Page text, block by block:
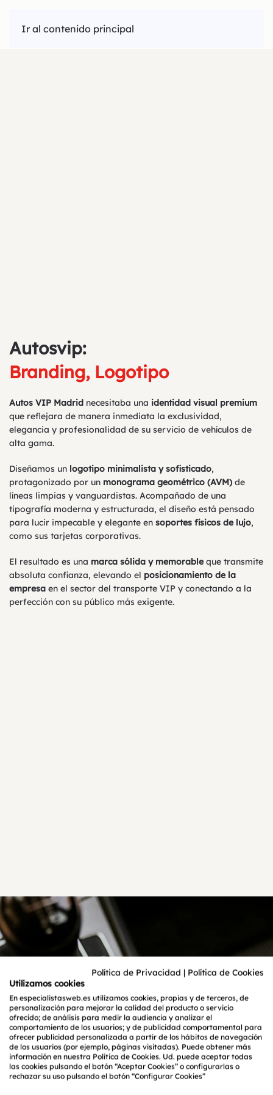
Ir al contenido principal
Autosvip:
Branding, Logotipo
Autos VIP Madrid necesitaba una identidad visual premium
que reflejara de manera inmediata la exclusividad,
elegancia y profesionalidad de su servicio de vehículos de
alta gama.
Diseñamos un logotipo minimalista y sofisticado,
protagonizado por un monograma geométrico (AVM) de
líneas limpias y vanguardistas. Acompañado de una
tipografía moderna y estructurada, el diseño está pensado
para lucir impecable y elegante en soportes físicos de lujo,
como sus tarjetas corporativas.
El resultado es una marca sólida y memorableque transmite
absoluta confianza, elevando el posicionamiento de la
empresa en el sector del transporte VIP y conectando a la
perfección con su público más exigente.
Política de Privacidad | Política de Cookies
Utilizamos cookies
En especialistasweb.es utilizamos cookies, propias y de terceros, de
personalización para mejorar la calidad del producto o servicio
ofrecido; de análisis para medir la audiencia y analizar el
comportamiento de los usuarios; y de publicidad comportamental para
ofrecer publicidad personalizada a partir de los hábitos de navegación
de los usuarios (por ejemplo, páginas visitadas). Puede obtener más
información en nuestra Política de Cookies. Ud. puede aceptar todas
las cookies pulsando el botón “Aceptar Cookies” o configurarlas o
rechazar su uso pulsando el botón “Configurar Cookies”